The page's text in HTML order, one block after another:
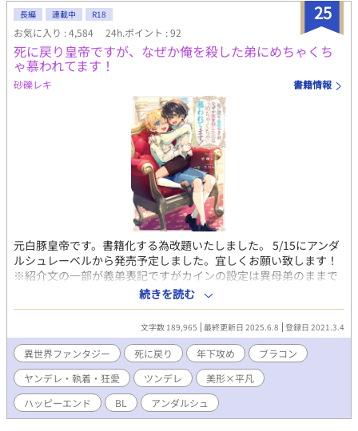
前にはわからなかった真実を知った紗琰は、自身と大切な人々を
守るため、過去と同じ運命をたどらぬことを決意する。 同作品は
ムーンライトノベルズ
（https://novel18.syosetu.com/n9749lg/）、
pixiv（https://www.pixiv.net/novel/series/15038923）にも掲載
しております。 ※中華後宮風オメガバース。 ※後宮の妃たち
（α）×皇帝（Ω）の総受けです。 ※ハッピーエンド。 ※オメガ
バースの呼称は、天陽（α）、范君（β）、花紗（Ω）と世界観に
合わせて変更しています。 ※本文中、特に性描写がある場合は
＋、流血描写には＋＋をつけています。 ※閲覧はすべて自己責任
25
長編 連載中 R18
お気に入り : 4,584 24h.ポイント : 92
死に戻り皇帝ですが、なぜか俺を殺した弟にめちゃくち
ゃ慕われてます！
砂礫レキ 書籍情報
元白豚皇帝です。書籍化する為改題いたしました。 5/15にアンダ
ルシュレーベルから発売予定しました。宜しくお願い致します！
※紹介文の一部が義弟表記ですがカインの設定は異母弟のままで
す。（増刷分で修正するとのことです） ------- 「暗愚皇帝レオン
ハルト、何か言い残すことはあるか？」 「別に白豚と呼んで構わ
んぞ。咎めはしない」 レオンハルト・ライゼンハイマーは愚かな
皇帝だった。 五歳下の腹違いの弟カインにコンプレックスを抱
き、僻地へ追放してから本格的に人生が狂いだした。 自分に甘い
言葉を囁く人間だけ重用した結果、国は荒れ結果クーデターを起
こされる。 そして革命軍を率いていたのは「黒髪の獅子」と呼ば
れるようになった弟だった。 彼の剣によって命を落としたレオン
ハルトは、しかし次に目覚めた時少年の姿に戻っていた。 それは
続きを読む
文字数 189,965 最終更新日 2025.6.8 登録日 2021.3.4
異世界ファンタジー 死に戻り 年下攻め
ブラコン
ヤンデレ・執着・狂愛
ツンデレ
美形×平凡
ハッピーエンド
BL アンダルシュ